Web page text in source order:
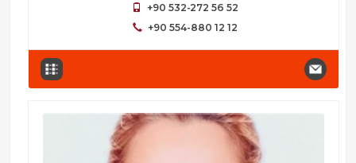
+90 532-272 56 52
+90 554-880 12 12